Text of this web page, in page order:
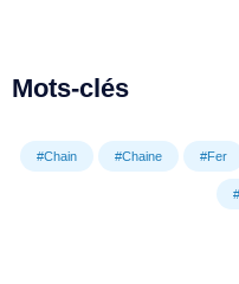
Mots-clés
#Chain #Chaine #Fer